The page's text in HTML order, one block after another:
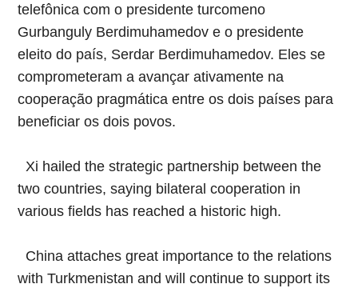
telefônica com o presidente turcomeno
Gurbanguly Berdimuhamedov e o presidente
eleito do país, Serdar Berdimuhamedov. Eles se
comprometeram a avançar ativamente na
cooperação pragmática entre os dois países para
beneficiar os dois povos.
Xi hailed the strategic partnership between the
two countries, saying bilateral cooperation in
various fields has reached a historic high.
China attaches great importance to the relations
with Turkmenistan and will continue to support its